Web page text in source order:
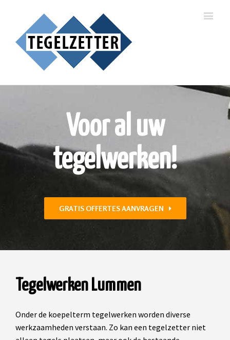
Voor al uw
tegelwerken!
GRATIS OFFERTES AANVRAGEN
Tegelwerken Lummen
Onder de koepelterm tegelwerken worden diverse
werkzaamheden verstaan. Zo kan een tegelzetter niet